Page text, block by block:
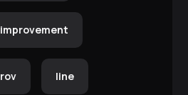
improvement
rov line